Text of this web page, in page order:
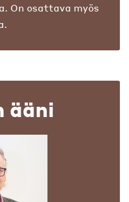
On osattava myös
ääni